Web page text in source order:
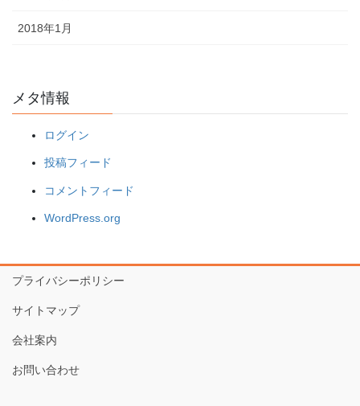
2018年1月
メタ情報
ログイン
投稿フィード
コメントフィード
WordPress.org
プライバシーポリシー
サイトマップ
会社案内
お問い合わせ